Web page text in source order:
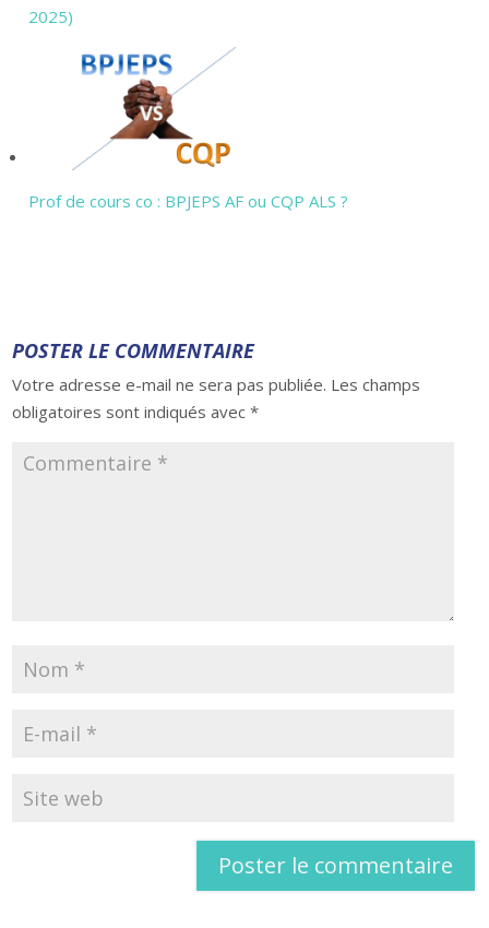
2025)
Prof de cours co : BPJEPS AF ou CQP ALS ?
POSTER LE COMMENTAIRE
Votre adresse e-mail ne sera pas publiée. Les champs
obligatoires sont indiqués avec*